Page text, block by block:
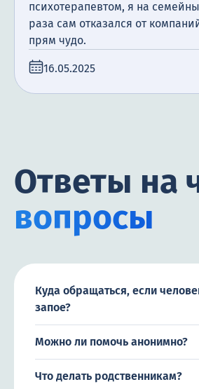
психотерапевтом, я на
раза сам отказался от
прям чудо.
16.05.2025
Ответы на
вопросы
Куда обращаться, если
запое?
Можно ли помочь анонимно?
Что делать родственникам?